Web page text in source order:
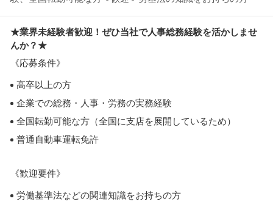
★業界未経験者歓迎！ぜひ当社で人事総務経験を活かしませ
んか？★
《応募条件》
高卒以上の方
企業での総務・人事・労務の実務経験
全国転勤可能な方（全国に支店を展開しているため）
普通自動車運転免許
《歓迎要件》
労働基準法などの関連知識をお持ちの方